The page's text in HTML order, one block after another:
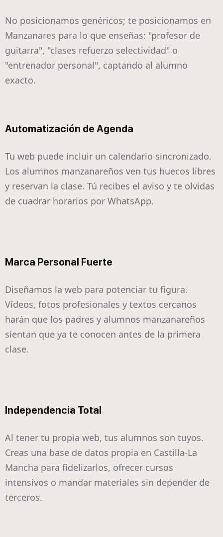
No posicionamos genéricos; te posicionamos en
Manzanares para lo que enseñas: "profesor de
guitarra", "clases refuerzo selectividad" o
"entrenador personal", captando al alumno
exacto.
Automatización de Agenda
Tu web puede incluir un calendario sincronizado.
Los alumnos manzanareños ven tus huecos libres
y reservan la clase. Tú recibes el aviso y te olvidas
de cuadrar horarios por WhatsApp.
Marca Personal Fuerte
Diseñamos la web para potenciar tu figura.
Vídeos, fotos profesionales y textos cercanos
harán que los padres y alumnos manzanareños
sientan que ya te conocen antes de la primera
clase.
Independencia Total
Al tener tu propia web, tus alumnos son tuyos.
Creas una base de datos propia en Castilla-La
Mancha para fidelizarlos, ofrecer cursos
intensivos o mandar materiales sin depender de
terceros.